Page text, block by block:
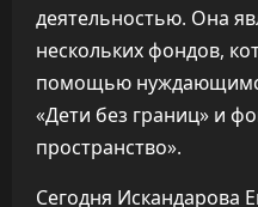
деятельностью. Она
нескольких фондов,
помощью
«Дети без границ» и
пространство».
Сегодня Искандарова